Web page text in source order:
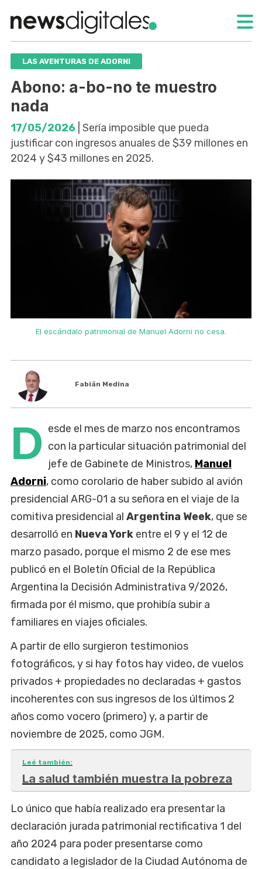
LAS AVENTURAS DE ADORNI
Abono: a-bo-no te muestro
nada
17/05/2026 | Sería imposible que pueda
justificar con ingresos anuales de $39 millones en
2024 y $43 millones en 2025.
El escándalo patrimonial de Manuel Adorni no cesa.
Fabián Medina
D esde el mes de marzo nos encontramos
con la particular situación patrimonial del
jefe de Gabinete de Ministros, Manuel
Adorni, como corolario de haber subido al avión
presidencial ARG-01 a su señora en el viaje de la
comitiva presidencial al Argentina Week, que se
desarrolló en Nueva York entre el 9 y el 12 de
marzo pasado, porque el mismo 2 de ese mes
publicó en el Boletín Oficial de la República
Argentina la Decisión Administrativa 9/2026,
firmada por él mismo, que prohibía subir a
familiares en viajes oficiales.
A partir de ello surgieron testimonios
fotográficos, y si hay fotos hay video, de vuelos
privados + propiedades no declaradas + gastos
incoherentes con sus ingresos de los últimos 2
años como vocero (primero) y, a partir de
noviembre de 2025, como JGM.
Leé también:
La salud también muestra la pobreza
Lo único que había realizado era presentar la
declaración jurada patrimonial rectificativa 1 del
año 2024 para poder presentarse como
candidato a legislador de la Ciudad Autónoma de